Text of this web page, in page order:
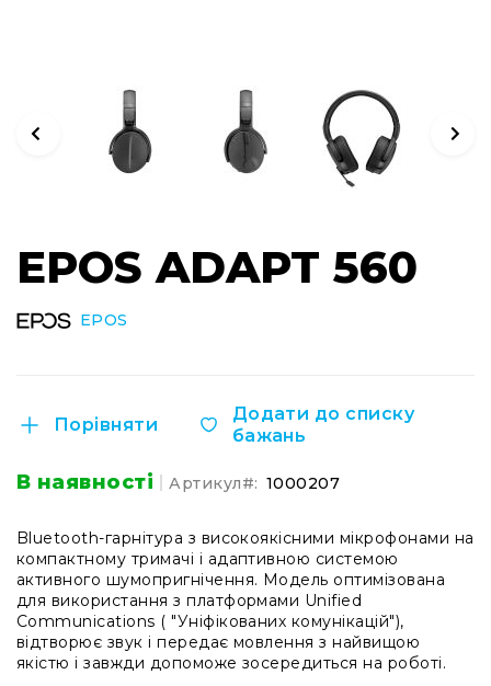
масиви
Підсилювачі
потужності
акустичні
системи
Портативні
системи
Стаціонарні
системи
Моніторінг
(IEM)
Приймачі
Передавачі
Мікрофонні
голови
до
початку
зображень
EPOS ADAPT 560
EPOS
Порівняти
Додати до списку
бажань
В наявності Артикул 1000207
Bluetooth-гарнітура з високоякісними мікрофонами на
компактному тримачі і адаптивною системою
активного шумопригнічення. Модель оптимізована
для використання з платформами Unified
Communications ( "Уніфікованих комунікацій"),
відтворює звук і передає мовлення з найвищою
якістю і завжди допоможе зосередиться на роботі.